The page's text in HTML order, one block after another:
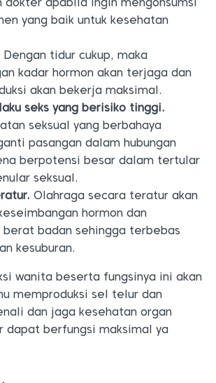
yang baik untuk kesehatan
Dengan tidur cukup, maka
kadar hormon akan terjaga dan
akan bekerja maksimal.
seks yang berisiko tinggi.
seksual yang berbahaya
pasangan dalam hubungan
berpotensi besar dalam tertular
seksual.
Olahraga secara teratur akan
hormon dan
berat badan sehingga terbebas
kesuburan.
wanita beserta fungsinya ini akan
memproduksi sel telur dan
dan jaga kesehatan organ
dapat berfungsi maksimal ya